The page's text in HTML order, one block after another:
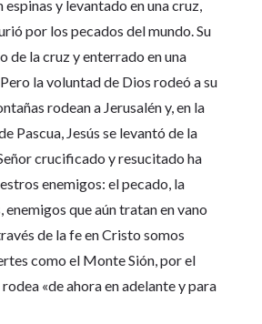
y levantado en una cruz,
por los pecados del mundo. Su
de la cruz y enterrado en una
la voluntad de Dios rodeó a su
rodean a Jerusalén y, en la
Pascua, Jesús se levantó de la
crucificado y resucitado ha
enemigos: el pecado, la
enemigos que aún tratan en vano
de la fe en Cristo somos
como el Monte Sión, por el
«de ahora en adelante y para